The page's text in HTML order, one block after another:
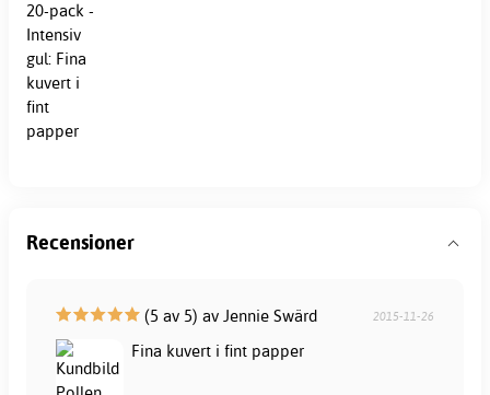
Recensioner
(5 av 5) av Jennie Swärd 2015-11-26
Fina kuvert i fint papper